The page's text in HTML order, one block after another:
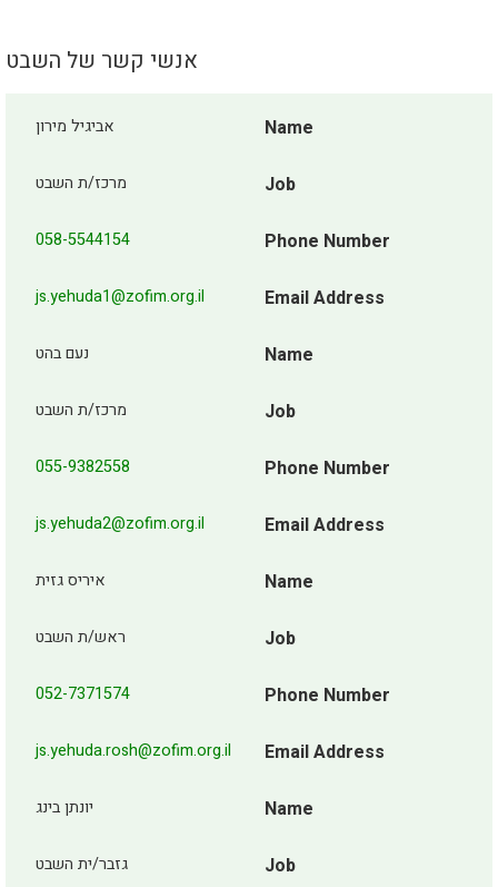
אנשי קשר של השבט
Name אביגיל מירון
Job מרכז/ת השבט
Phone Number
058-5544154
Email Address
js.yehuda1@zofim.org.il
Name נעם בהט
Job מרכז/ת השבט
Phone Number
055-9382558
Email Address
js.yehuda2@zofim.org.il
Name איריס גזית
Job ראש/ת השבט
Phone Number
052-7371574
Email Address
js.yehuda.rosh@zofim.org.il
Name יונתן בינג
Job גזבר/ית השבט